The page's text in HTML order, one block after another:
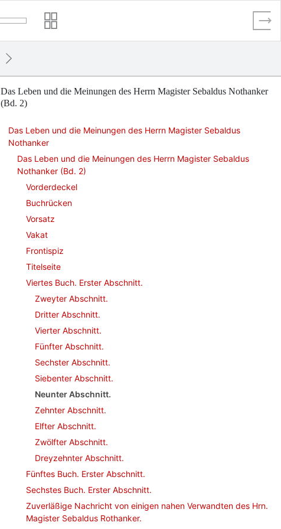
Das Leben und die Meinungen des Herrn Magister Sebaldus Nothanker
(Bd. 2)
Das Leben und die Meinungen des Herrn Magister Sebaldus
Nothanker
Das Leben und die Meinungen des Herrn Magister Sebaldus
Nothanker (Bd. 2)
Vorderdeckel
Buchrücken
Vorsatz
Vakat
Frontispiz
Titelseite
Viertes Buch. Erster Abschnitt.
Zweyter Abschnitt.
Dritter Abschnitt.
Vierter Abschnitt.
Fünfter Abschnitt.
Sechster Abschnitt.
Siebenter Abschnitt.
Neunter Abschnitt.
Zehnter Abschnitt.
Elfter Abschnitt.
Zwölfter Abschnitt.
Dreyzehnter Abschnitt.
Fünftes Buch. Erster Abschnitt.
Sechstes Buch. Erster Abschnitt.
Zuverläßige Nachricht von einigen nahen Verwandten des Hrn.
Magister Sebaldus Rothanker.